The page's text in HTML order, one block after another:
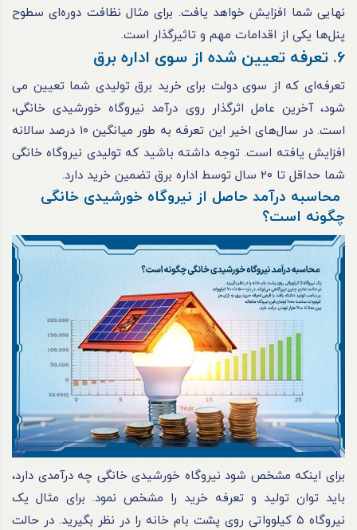
نهایی شما افزایش خواهد یافت. برای مثال نظافت دوره‌ای سطوح
پنل‌ها یکی از اقدامات مهم و تاثیرگذار است.
6. تعرفه تعیین شده از سوی اداره برق
تعرفه‌ای که از سوی دولت برای خرید برق تولیدی شما تعیین می
شود، آخرین عامل اثرگذار روی درآمد نیروگاه خورشیدی خانگی،
است. در سال‌های اخیر این تعرفه به طور میانگین ۱۰ درصد سالانه
افزایش یافته است. توجه داشته باشید که تولیدی نیروگاه خانگی
شما حداقل تا ۲۰ سال توسط اداره برق تضمین خرید دارد.
محاسبه درآمد حاصل از نیروگاه خورشیدی خانگی
چگونه است؟
برای اینکه مشخص شود نیروگاه خورشیدی خانگی چه درآمدی دارد،
باید توان تولید و تعرفه خرید را مشخص نمود. برای مثال یک
نیروگاه ۵ کیلوواتی روی پشت بام خانه را در نظر بگیرید. در حالت